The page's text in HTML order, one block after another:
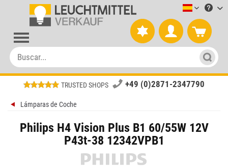
TRUSTED SHOPS +49 (0)2871-2347790
Lámparas de Coche
Philips H4 Vision Plus B1 60/55W 12V
P43t-38 12342VPB1